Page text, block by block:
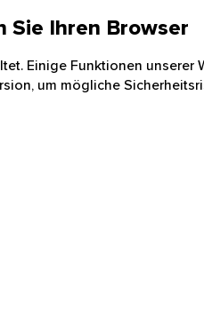
Sie Ihren Browser
Einige Funktionen
um mögliche